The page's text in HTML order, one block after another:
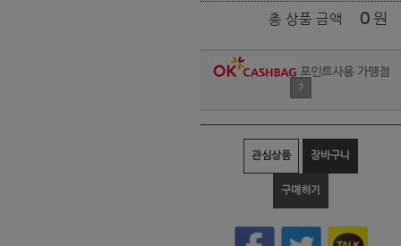
총 상품 금액 0 원
포인트사용 가맹점
?
관심상품 장바구니
구매하기